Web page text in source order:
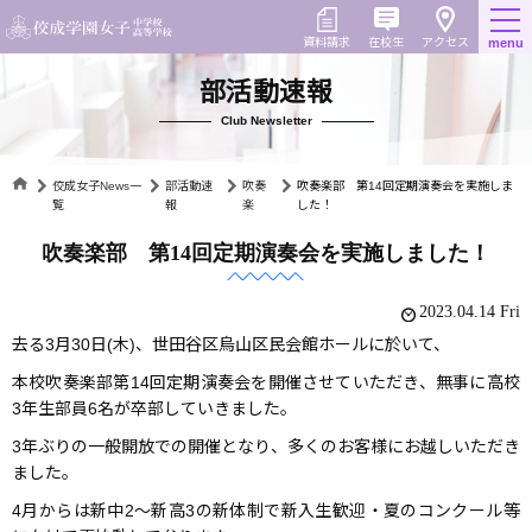
to
content
アクセス
在校生
資料請求 menu
部活動速報
Club Newsletter
佼成女子News一
覧
部活動速
報
吹奏
楽
吹奏楽部 第14回定期演奏会を実施しま
した！
吹奏楽部 第14回定期演奏会を実施しました！
2023.04.14 Fri
去る3月30日(木)、世田谷区烏山区民会館ホールに於いて、
本校吹奏楽部第14回定期演奏会を開催させていただき、 無事に高校
3年生部員6名が卒部していきました。
3年ぶりの一般開放での開催となり、 多くのお客様にお越しいただき
ました。
4月からは新中2〜新高3の新体制で新入生歓迎・ 夏のコンクール等